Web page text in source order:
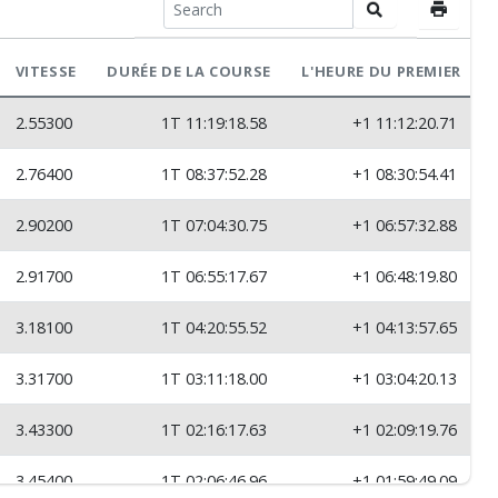
VITESSE DURÉE DE LA COURSE L'HEURE DU PREMIER
2.55300 1T 11:19:18.58 +1 11:12:20.71
2.76400 1T 08:37:52.28 +1 08:30:54.41
2.90200 1T 07:04:30.75 +1 06:57:32.88
2.91700 1T 06:55:17.67 +1 06:48:19.80
3.18100 1T 04:20:55.52 +1 04:13:57.65
3.31700 1T 03:11:18.00 +1 03:04:20.13
3.43300 1T 02:16:17.63 +1 02:09:19.76
3.45400 1T 02:06:46.96 +1 01:59:49.09